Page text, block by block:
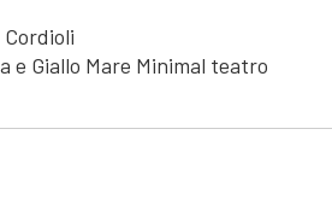
e Giallo Mare Minimal teatro